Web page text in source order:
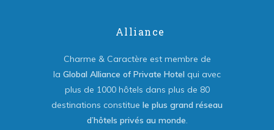
Alliance
Charme & Caractère est membre de
la Global Alliance of Private Hotel qui avec
plus de 1000 hôtels dans plus de 80
destinations constitue le plus grand réseau
d’hôtels privés au monde.